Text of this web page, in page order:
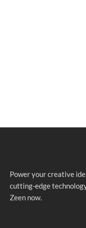
Power your creative
cutting-edge
Zeen now.